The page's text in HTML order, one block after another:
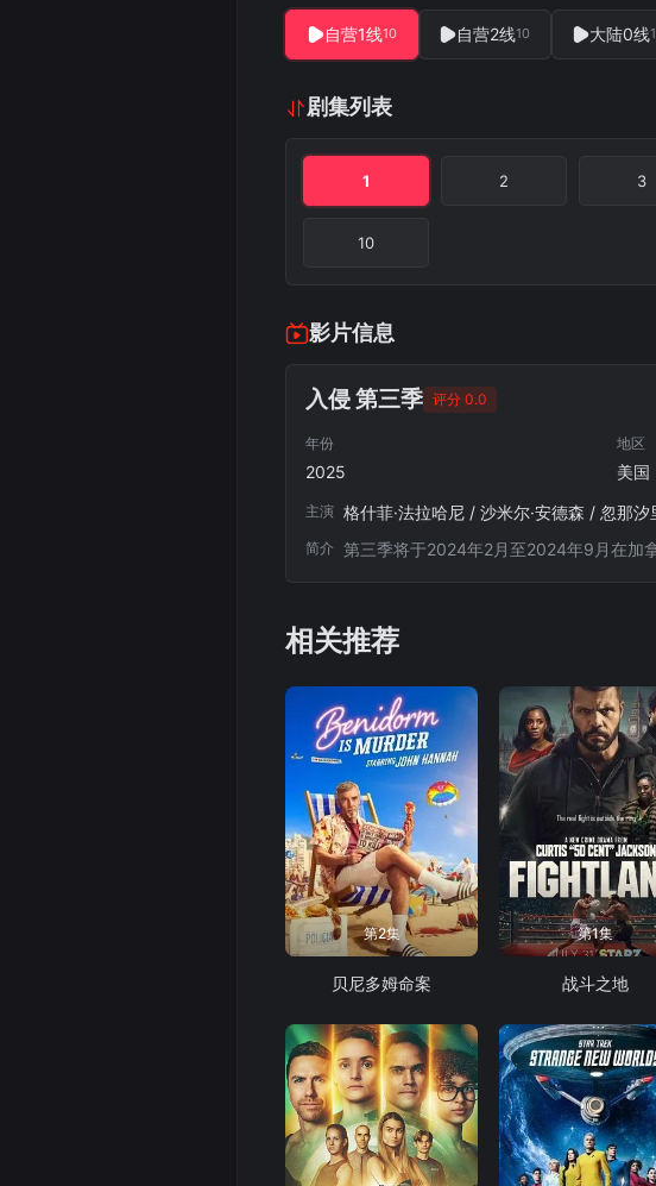
自营1线10 自营2线10 大陆0线
剧集列表
1 2 3
10
影片信息
入侵 第三季 评分 0.0
年份
2025
地区
美国
主演 格什菲·法拉哈尼 / 沙米尔·安德森 / 忽那
简介 第三季将于2024年2月至2024年9月在加
相关推荐
第2集
贝尼多姆命案
第1集
战斗之地